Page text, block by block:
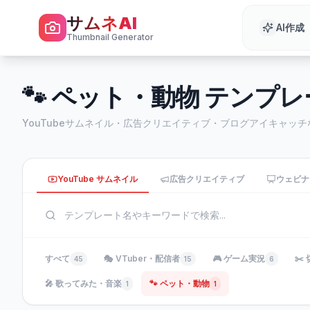
サムネAI
Thumbnail Generator
AI作成
🐾 ペット・動物 テンプレ
YouTubeサムネイル・広告クリエイティブ・ブログアイキャッ
YouTube サムネイル 広告クリエイティブ ウェビ
すべて 45 🎭 VTuber・配信者 15 🎮 ゲーム実況 6 ✂️
🎤 歌ってみた・音楽 1 🐾 ペット・動物 1